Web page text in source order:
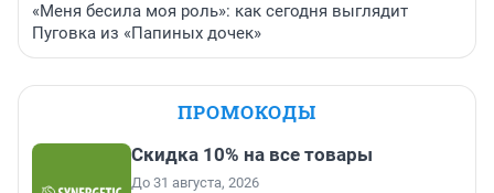
«Меня бесила моя роль»: как сегодня выглядит
Пуговка из «Папиных дочек»
ПРОМОКОДЫ
Скидка 10% на все товары
До 31 августа, 2026